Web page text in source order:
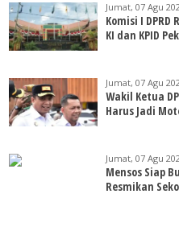
Jumat, 07 Agu
Komisi I DPRD
KI dan KPID
Jumat, 07 Agu
Wakil Ketua
Harus Jadi
Jumat, 07 Agu
Mensos Siap
Resmikan